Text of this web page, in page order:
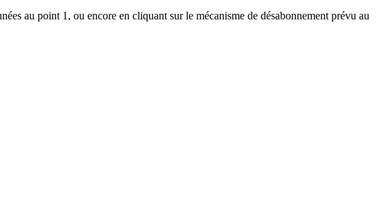
au point 1, ou encore en cliquant sur le mécanisme de désabonnement prévu au